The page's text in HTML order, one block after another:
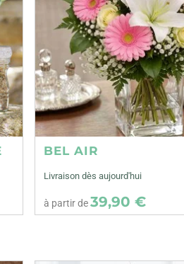
BEL AIR
Livraison dès aujourd'hui
à partir de39,90 €